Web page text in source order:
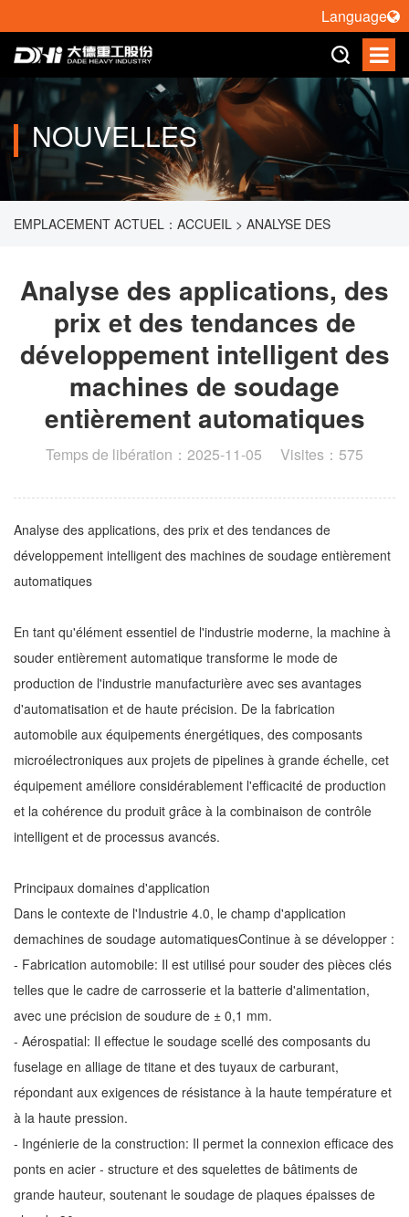
NOUVELLES
EMPLACEMENT ACTUEL： ACCUEIL > ANALYSE DES
DÉVELOPPEMENT INTELLIGENT DES MACHINES DE
SOUDAGE ENTIÈREMENT AUTOMATIQUES
Analyse des applications, des
prix et des tendances de
développement intelligent des
machines de soudage
entièrement automatiques
Temps de libération：2025-11-05 Visites：575
Analyse des applications, des prix et des tendances de
développement intelligent des machines de soudage entièrement
automatiques
En tant qu'élément essentiel de l'industrie moderne, la machine à
souder entièrement automatique transforme le mode de
production de l'industrie manufacturière avec ses avantages
d'automatisation et de haute précision. De la fabrication
automobile aux équipements énergétiques, des composants
microélectroniques aux projets de pipelines à grande échelle, cet
équipement améliore considérablement l'efficacité de production
et la cohérence du produit grâce à la combinaison de contrôle
intelligent et de processus avancés.
Principaux domaines d'application
Dans le contexte de l'Industrie 4.0, le champ d'application
demachines de soudage automatiquesContinue à se développer :
- Fabrication automobile: Il est utilisé pour souder des pièces clés
telles que le cadre de carrosserie et la batterie d'alimentation,
avec une précision de soudure de ± 0,1 mm.
- Aérospatial: Il effectue le soudage scellé des composants du
fuselage en alliage de titane et des tuyaux de carburant,
répondant aux exigences de résistance à la haute température et
à la haute pression.
- Ingénierie de la construction: Il permet la connexion efficace des
ponts en acier - structure et des squelettes de bâtiments de
grande hauteur, soutenant le soudage de plaques épaisses de
Language